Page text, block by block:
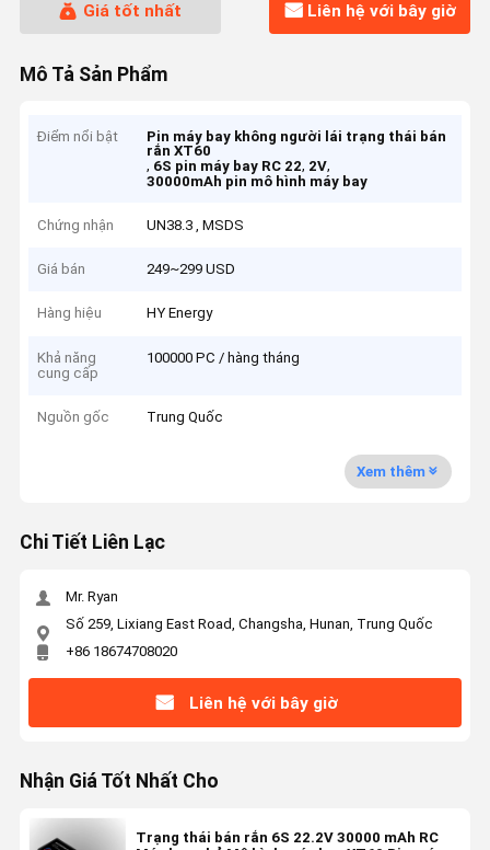
Giá tốt nhất Liên hệ với bây giờ
Mô Tả Sản Phẩm
Điểm nổi bật
Pin máy bay không người lái trạng thái bán
rắn XT60
, 6S pin máy bay RC 22, 2V,
30000mAh pin mô hình máy bay
Chứng nhận UN38.3 , MSDS
Giá bán 249~299 USD
Hàng hiệu HY Energy
Khả năng
cung cấp
100000 PC / hàng tháng
Nguồn gốc Trung Quốc
Xem thêm
Chi Tiết Liên Lạc
Mr. Ryan
Số 259, Lixiang East Road, Changsha, Hunan, Trung Quốc
+86 18674708020
Liên hệ với bây giờ
Nhận Giá Tốt Nhất Cho
Trạng thái bán rắn 6S 22.2V 30000 mAh RC